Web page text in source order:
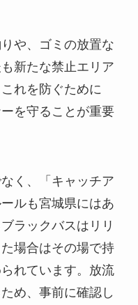
や、ゴミの放置な
新たな禁止エリア
れを防ぐために
を守ることが重要
く、「キャッチア
ルも宮城県にはあ
ラックバスはリリ
場合はその場で持
れています。放流
め、事前に確認し